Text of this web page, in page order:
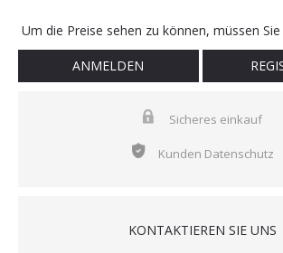
Um die Preise sehen zu können, müssen
ANMELDEN
Sicheres einkauf
Kunden Datenschutz
KONTAKTIEREN SIE UNS